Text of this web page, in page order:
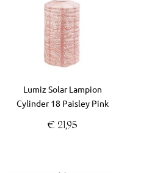
Lumiz Solar Lampion
Cylinder 18 Paisley Pink
€ 21,95